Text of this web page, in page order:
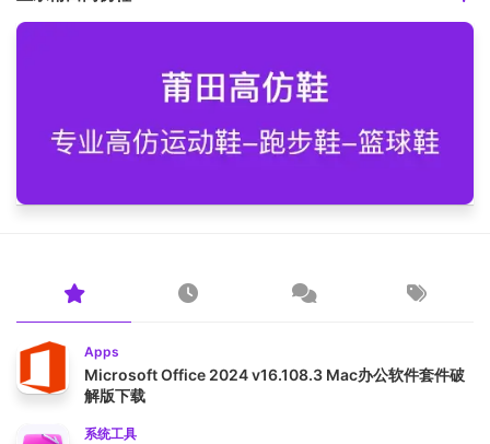
Apps
Microsoft Office 2024 v16.108.3 Mac办公软件套件破
解版下载
系统工具